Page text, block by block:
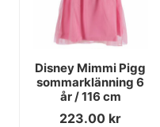
Disney Mimmi Pigg
sommarklänning 6
år / 116 cm
223.00 kr